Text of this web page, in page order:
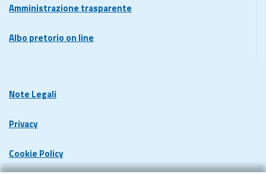
Amministrazione trasparente
Albo pretorio on line
Note Legali
Privacy
Cookie Policy